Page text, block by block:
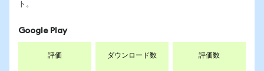
ト。
Google Play
評価 ダウンロード数 評価数